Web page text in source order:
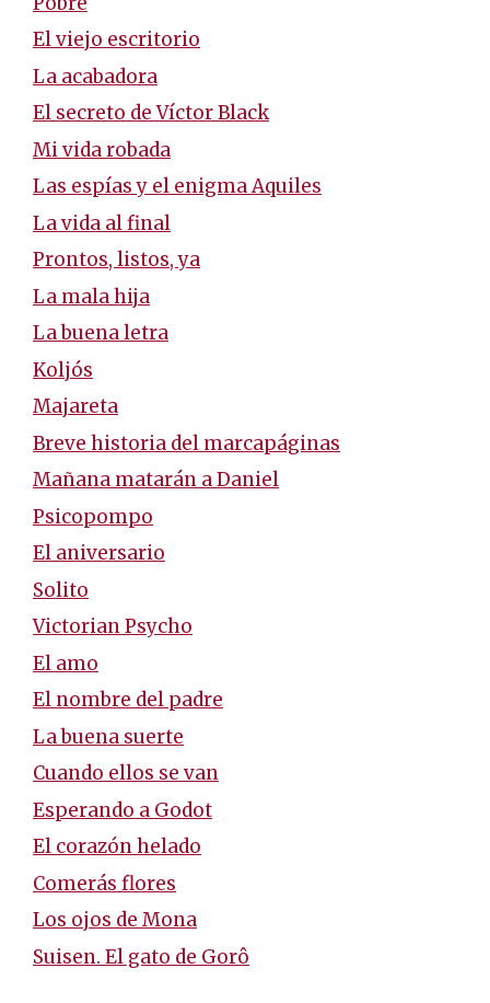
El viejo escritorio
La acabadora
El secreto de Víctor Black
Mi vida robada
Las espías y el enigma Aquiles
La vida al final
Prontos, listos, ya
La mala hija
La buena letra
Koljós
Majareta
Breve historia del marcapáginas
Mañana matarán a Daniel
Psicopompo
El aniversario
Solito
Victorian Psycho
El amo
El nombre del padre
La buena suerte
Cuando ellos se van
Esperando a Godot
El corazón helado
Comerás flores
Los ojos de Mona
Suisen. El gato de Gorô